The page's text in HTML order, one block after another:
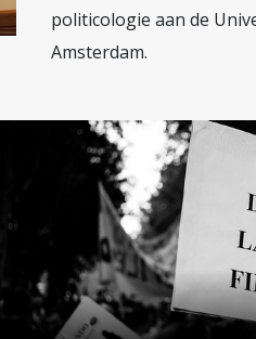
politicologie aan de
Amsterdam.